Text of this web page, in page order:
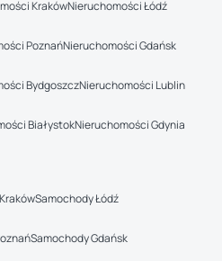
KrakówNieruchomości Łódź
PoznańNieruchomości Gdańsk
BydgoszczNieruchomości Lublin
BiałystokNieruchomości Gdynia
Samochody Łódź
Samochody Gdańsk